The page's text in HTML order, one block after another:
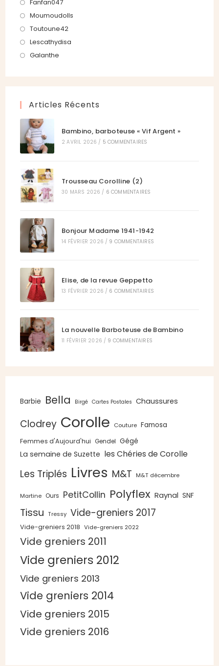
ongletnouvel
Fanfan047S’ouvre
dans
un
nouvel
Moumoudolls
Toutoune42S’ouvre
dans
Lescathydisa
Galanthe
onglet
Articles Récents
Bambino, barboteuse « Vif Argent »
2 AVRIL 2026 / 5 COMMENTAIRES
Trousseau Corolline (2)
30 MARS 2026 / 6 COMMENTAIRES
Bonjour Madame 1941-1942
14 FÉVRIER 2026 / 9 COMMENTAIRES
Elise, de la revue Geppetto
13 FÉVRIER 2026 / 6 COMMENTAIRES
La nouvelle Barboteuse de Bambino
11 FÉVRIER 2026 / 9 COMMENTAIRES
Barbie Bella Birgé Cartes Postales Chaussures
Clodrey Corolle Couture Famosa
Femmes d'Aujourd'hui Gendel Gégé
La semaine de Suzette les Chéries de Corolle
Les Triplés Livres M&T M&T décembre
Martine Ours PetitCollin Polyflex Raynal SNF
Tissu Tressy Vide-greniers 2017
Vide-greniers 2018 Vide-greniers 2022
Vide greniers 2011
Vide greniers 2012
Vide greniers 2013
Vide greniers 2014
Vide greniers 2015
Vide greniers 2016